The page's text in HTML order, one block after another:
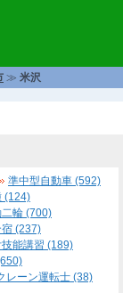
≫ 米沢
準中型自動車 (592)
(124)
輪 (700)
(237)
技能講習 (189)
レーン運転士 (38)